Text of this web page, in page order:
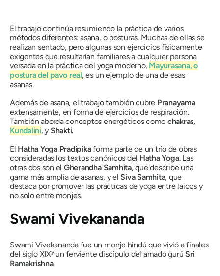
El trabajo continúa resumiendo la práctica de varios
métodos diferentes:asana, o posturas. Muchas de ellas se
realizan sentado, pero algunas son ejercicios físicamente
exigentes que resultarían familiares a cualquier persona
versada en la práctica del yoga moderno. Mayurasana,o
postura del pavo real, es un ejemplo de una de esas
asanas.
Además de asana, el trabajo también cubre Pranayama
extensamente, en forma de ejercicios de respiración.
También aborda conceptos energéticos como chakras,
Kundalini, y Shakti.
El Hatha Yoga Pradipikaforma parte de un trío de obras
consideradas los textos canónicos del Hatha Yoga. Las
otras dos son el Gherandha Samhita, que describe una
gama más amplia de asanas, y el Siva Samhita, que
destaca por promover las prácticas de yoga entre laicos y
no solo entre monjes.
Swami Vivekananda
Swami Vivekananda fue un monje hindú que vivió a finales
del siglo XIXyun ferviente discípulo del amado gurú Sri
Ramakrishna.